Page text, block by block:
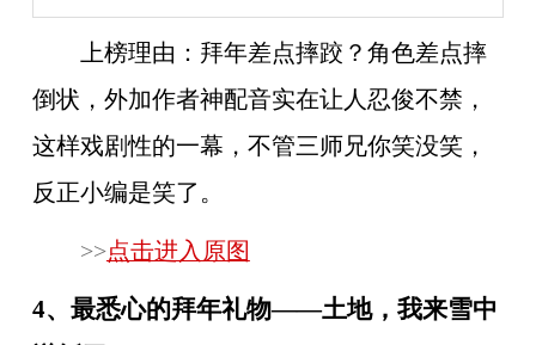
上榜理由： 拜年差点摔跤？角色差点摔
倒状，外加作者神配音实在让人忍俊不禁，
这样戏剧性的一幕，不管三师兄你笑没笑，
反正小编是笑了。
>>点击进入原图
4、最悉心的拜年礼物——土地，我来雪中